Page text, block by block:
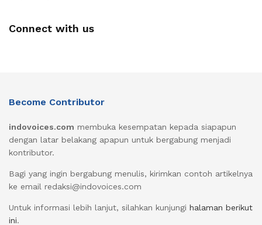
Connect with us
Become Contributor
indovoices.com membuka kesempatan kepada siapapun
dengan latar belakang apapun untuk bergabung menjadi
kontributor.
Bagi yang ingin bergabung menulis, kirimkan contoh artikelnya
ke email redaksi@indovoices.com
Untuk informasi lebih lanjut, silahkan kunjungi halaman berikut
ini.